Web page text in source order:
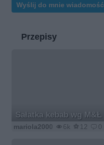
Wyślij do mnie wiadomość
Przepisy
Sałatka kebab wg M&Ł
6k 12 0
mariola2000